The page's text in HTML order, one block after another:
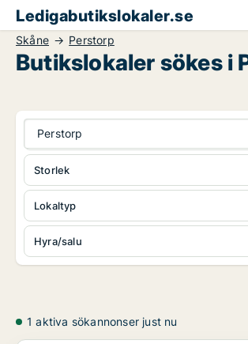
Ledigabutikslokaler.se
Skåne Perstorp
Butikslokaler sökes i
Perstorp
Lokaltyp
Hyra/salu
Storlek
1 aktiva sökannonser just nu